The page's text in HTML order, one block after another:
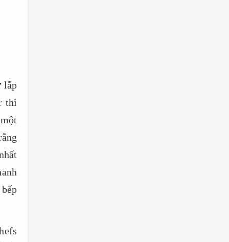
lắp
thì